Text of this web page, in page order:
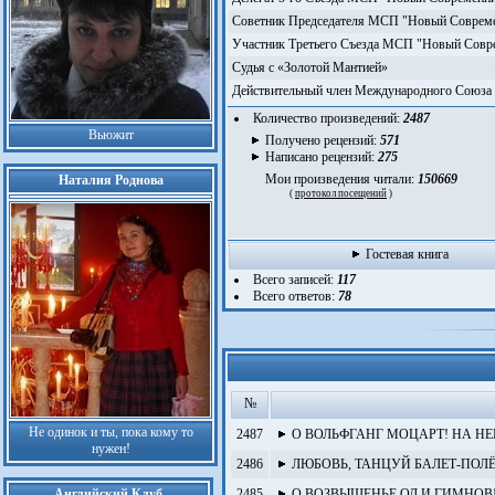
Вьюжит
Наталия Роднова
Не одинок и ты, пока кому то
нужен!
Советник Председателя МСП "Новый
Участник Третьего Съезда МСП "Новый
Судья с «Золотой Мантией»
Действительный член Международного
Количество произведений: 2487
Получено рецензий: 571
Написано рецензий: 275
Мои произведения читали: 150669
( протокол посещений )
Гостевая книга
Всего записей: 117
Всего ответов: 78
№
2487
О ВОЛЬФГАНГ МОЦАРТ! НА
2486 ЛЮБОВЬ, ТАНЦУЙ БАЛЕТ-